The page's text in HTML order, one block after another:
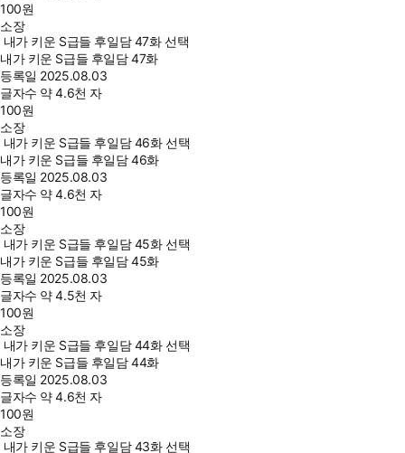
100원
소장
내가 키운 S급들 후일담 47화 선택
내가 키운 S급들 후일담 47화
등록일 2025.08.03
글자수 약 4.6천 자
100원
소장
내가 키운 S급들 후일담 46화 선택
내가 키운 S급들 후일담 46화
등록일 2025.08.03
글자수 약 4.6천 자
100원
소장
내가 키운 S급들 후일담 45화 선택
내가 키운 S급들 후일담 45화
등록일 2025.08.03
글자수 약 4.5천 자
100원
소장
내가 키운 S급들 후일담 44화 선택
내가 키운 S급들 후일담 44화
등록일 2025.08.03
글자수 약 4.6천 자
100원
소장
내가 키운 S급들 후일담 43화 선택